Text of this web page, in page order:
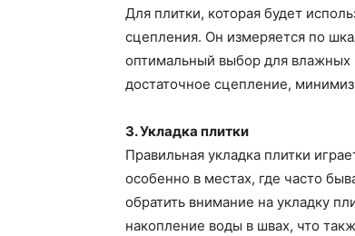
Для плитки, которая будет
сцепления. Он измеряется по
оптимальный выбор для
достаточное сцепление,
3. Укладка плитки
Правильная укладка плитки
особенно в местах, где часто
обратить внимание на укладку
накопление воды в швах, что